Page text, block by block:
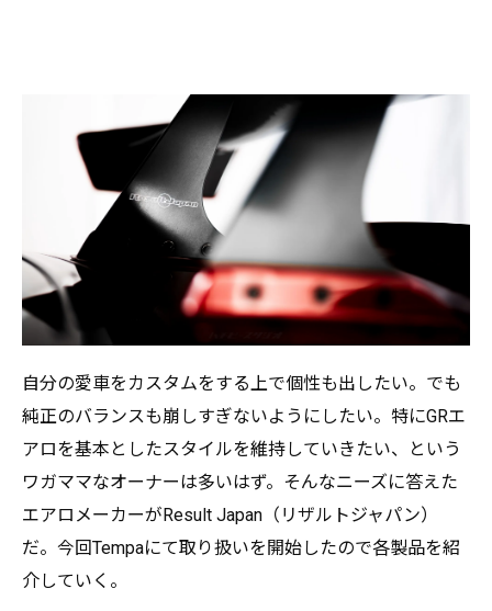
自分の愛車をカスタムをする上で個性も出したい。でも
純正のバランスも崩しすぎないようにしたい。特にGRエ
アロを基本としたスタイルを維持していきたい、という
ワガママなオーナーは多いはず。そんなニーズに答えた
エアロメーカーがResult Japan（リザルトジャパン）
だ。今回Tempaにて取り扱いを開始したので各製品を紹
介していく。